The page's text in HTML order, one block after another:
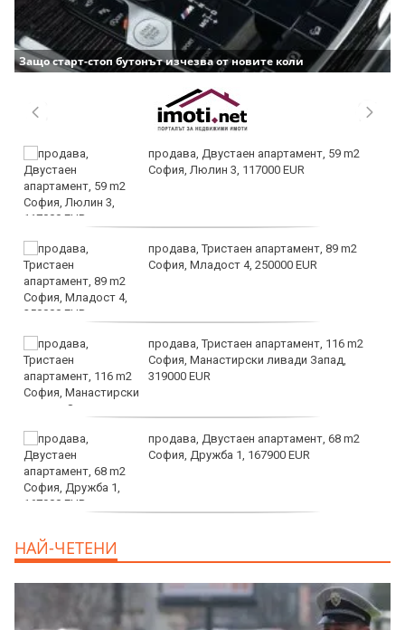
Защо старт-стоп бутонът изчезва от новите коли
продава, Двустаен апартамент, 59 m2
София, Люлин 3, 117000 EUR
продава, Тристаен апартамент, 89 m2
София, Младост 4, 250000 EUR
продава, Тристаен апартамент, 116 m2
София, Манастирски ливади Запад,
319000 EUR
продава, Двустаен апартамент, 68 m2
София, Дружба 1, 167900 EUR
НАЙ-ЧЕТЕНИ